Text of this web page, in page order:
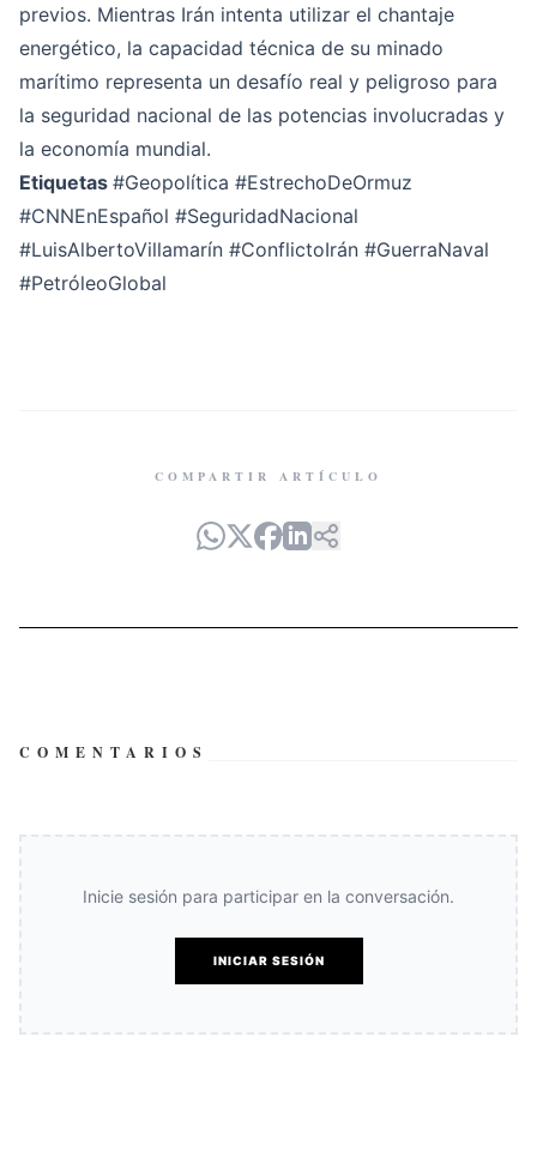
previos. Mientras Irán intenta utilizar el chantaje
energético, la capacidad técnica de su minado
marítimo representa un desafío real y peligroso para
la seguridad nacional de las potencias involucradas y
la economía mundial.
Etiquetas #Geopolítica #EstrechoDeOrmuz
#CNNEnEspañol #SeguridadNacional
#LuisAlbertoVillamarín #ConflictoIrán #GuerraNaval
#PetróleoGlobal
COMPARTIR ARTÍCULO
COMENTARIOS
Inicie sesión para participar en la conversación.
INICIAR SESIÓN